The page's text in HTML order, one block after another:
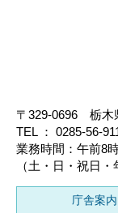
〒329-0696 栃木
TEL ： 0285-56-
業務時間：午前8
（土・日・祝日・
庁舎案内